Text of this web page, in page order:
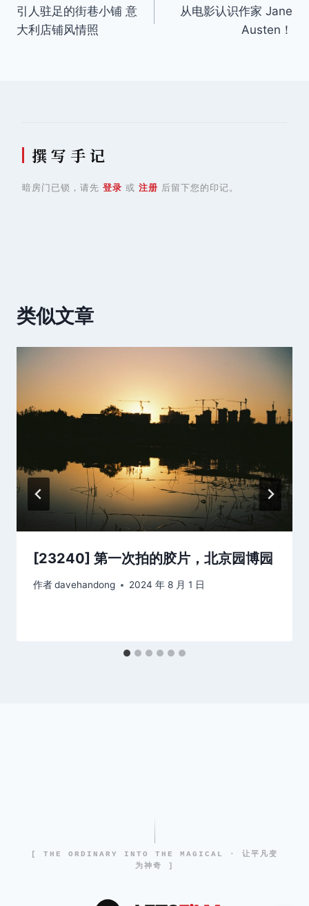
章
引人驻足的街巷小铺 意
大利店铺风情照
从电影认识作家 Jane
Austen！
撰 写 手 记
暗房门已锁，请先 登录 或 注册 后留下您的印记。
类似文章
[23240] 第一次拍的胶片，北京园博园
作者davehandong 2024 年 8 月 1 日
[ THE ORDINARY INTO THE MAGICAL · 让平凡变
为神奇 ]